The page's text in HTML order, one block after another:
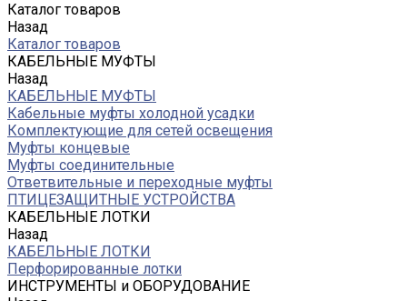
Каталог товаров
Назад
Каталог товаров
КАБЕЛЬНЫЕ МУФТЫ
Назад
КАБЕЛЬНЫЕ МУФТЫ
Кабельные муфты холодной усадки
Комплектующие для сетей освещения
Муфты концевые
Муфты соединительные
Ответвительные и переходные муфты
ПТИЦЕЗАЩИТНЫЕ УСТРОЙСТВА
КАБЕЛЬНЫЕ ЛОТКИ
Назад
КАБЕЛЬНЫЕ ЛОТКИ
Перфорированные лотки
ИНСТРУМЕНТЫ и ОБОРУДОВАНИЕ